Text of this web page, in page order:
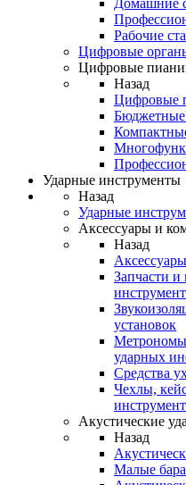
Домашние
Рабочие
Цифровые
Цифровые
Назад
Цифровые
Ударные инструменты
Назад
Ударные
Аксессуары и
Назад
Запчасти
установок
Метрономы
ударных
Средства
Чехлы,
Акустические
Назад
Mалые